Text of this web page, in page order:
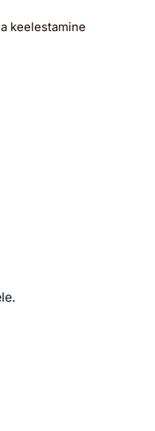
keelestamine